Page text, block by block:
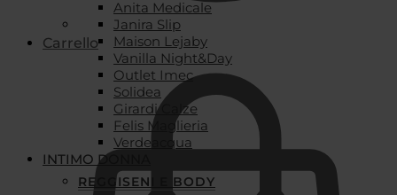
Carrello
Anita Medicale
Janira Slip
Maison Lejaby
Vanilla Night&Day
Outlet Imec
Solidea
Girardi Calze
Felis Maglieria
Verdeacqua
INTIMO DONNA
REGGISENI E BODY